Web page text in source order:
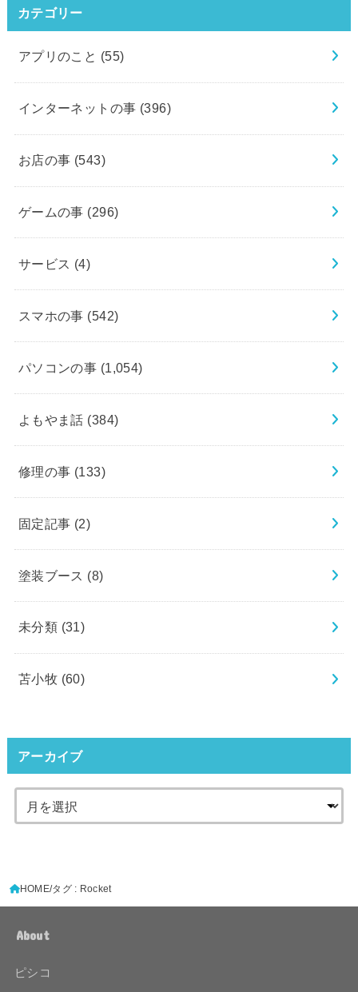
カテゴリー
アプリのこと (55)
インターネットの事 (396)
お店の事 (543)
ゲームの事 (296)
サービス (4)
スマホの事 (542)
パソコンの事 (1,054)
よもやま話 (384)
修理の事 (133)
固定記事 (2)
塗装ブース (8)
未分類 (31)
苫小牧 (60)
アーカイブ
HOME タグ : Rocket
About
ピシコ